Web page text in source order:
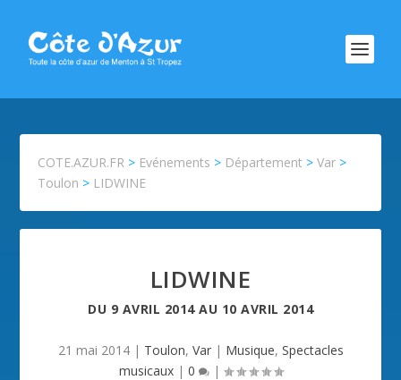
COTE.AZUR.FR > Evénements > Département >Var >
Toulon > LIDWINE
LIDWINE
DU 9 AVRIL 2014AU 10 AVRIL 2014
21 mai 2014| Toulon, Var| Musique, Spectacles
musicaux| 0 |